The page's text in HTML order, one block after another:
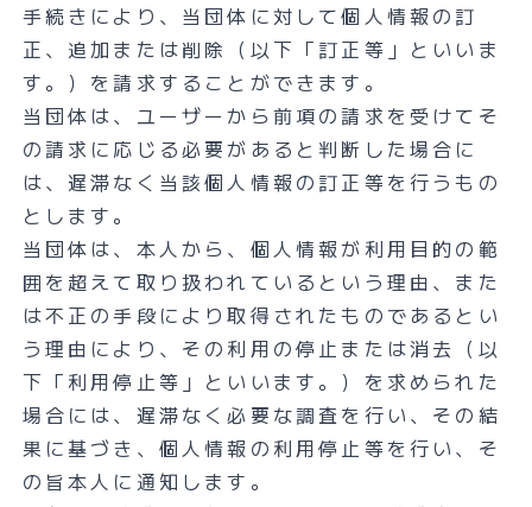
手続きにより、当団体に対して個人情報の訂
正、追加または削除（以下「訂正等」といいま
す。）を請求することができます。
当団体は、ユーザーから前項の請求を受けてそ
の請求に応じる必要があると判断した場合に
は、遅滞なく当該個人情報の訂正等を行うもの
とします。
当団体は、本人から、個人情報が利用目的の範
囲を超えて取り扱われているという理由、また
は不正の手段により取得されたものであるとい
う理由により、その利用の停止または消去（以
下「利用停止等」といいます。）を求められた
場合には、遅滞なく必要な調査を行い、その結
果に基づき、個人情報の利用停止等を行い、そ
の旨本人に通知します。